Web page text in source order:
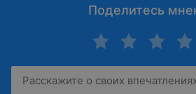
Поделитесь